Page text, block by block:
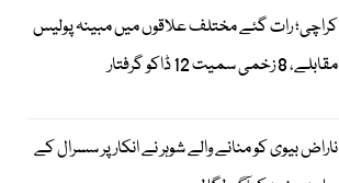
کراچی؛ رات گئے مختلف علاقوں میں مبینہ پولیس
مقابلے، 8 زخمی سمیت 12 ڈاکو گرفتار
ناراض بیوی کو منانے والے شوہر نے انکار پر سسرال کے